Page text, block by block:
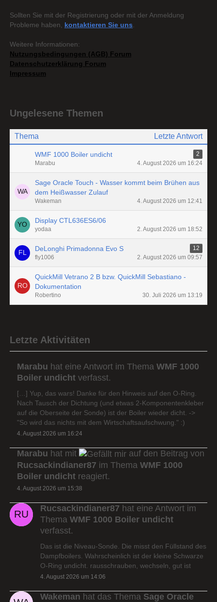
Sollten Sie mit der Registrierung oder mit der Anmeldung
Probleme haben, kontaktieren Sie uns
Weitere Informationen:
Nutzungsbedingungen (AGB) Forum
Datenschutzerklärung Forum
Impressum
Ungelesene Themen
Thema Letzte Antwort
WMF 1000 Boiler undicht
2
Marabu
4. August 2026 um 16:24
Sage Oracle Touch - Wasser kommt beim Brühen aus
dem Heißwasser Zulauf
Wakeman 4. August 2026 um 12:41
Display CTL636ES6/06
yodaa 2. August 2026 um 18:52
DeLonghi Primadonna Evo S
12
fly1006
2. August 2026 um 09:57
QuickMill Vetrano 2 B bzw. QuickMill Sebastiano -
Dokumentation
Robertino 30. Juli 2026 um 13:19
Letzte Aktivitäten
Marabu hat eine Antwort im Thema WMF 1000
Boiler undicht verfasst.
[…] Yup, das wars! Danke für den Hinweis auf den O-Ring.
Nach Tausch der Dichtung (und etwas 2-Komponentenkleber
auf die Oberseite der Sonde) ist der Boiler wieder dicht. ->
"So wird das nichts mit dem Wirtschaftsaufschwung." :)
4. August 2026 um 16:24
Marabu hat mit
auf den Beitrag von
Rucsackindianer87 im Thema WMF 1000
Boiler undicht reagiert.
4. August 2026 um 15:38
Rucsackindianer87 hat eine Antwort im
Thema WMF 1000 Boiler undicht
verfasst.
Das ist die Niveau-Sonde. Die misst den Füllstand des
Dampfboilers. Wahrscheinlich ist der kleine Schwarze
O-Ring undicht. rausschrauben, wechseln, gut ist
4. August 2026 um 14:06
Wakeman hat das Thema Sage Oracle